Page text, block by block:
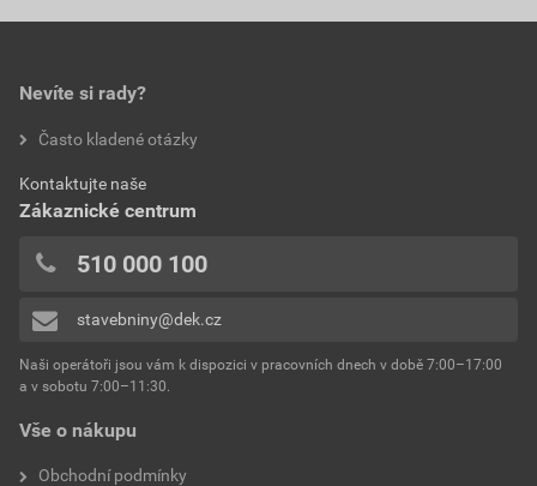
Vše o nákupu
Obchodní podmínky
Nevíte si rady?
Často kladené otázky
Kontaktujte naše
Zákaznické centrum
510 000 100
stavebniny@dek.cz
Naši operátoři jsou vám k dispozici v pracovních dnech v době 7:00–17:00
a v sobotu 7:00–11:30.